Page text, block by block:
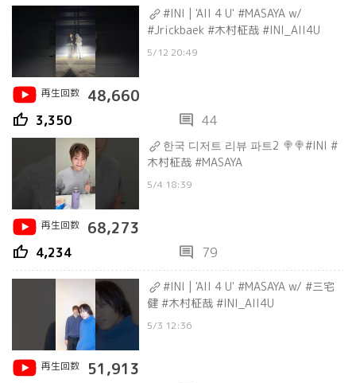
#INI | 'All 4 U' #MASAYA w/
#Jrickbaek #木村柾哉 #INI_All4U
5/12 20:49
再生回数 48,660
thumb_up 3,350 comment 44
한국 디저트 리뷰 파트2 🍭🍭#INI #
木村柾哉 #MASAYA
5/4 18:39
再生回数 68,273
thumb_up 4,234 comment 79
#INI | 'All 4 U' #MASAYA w/ #三宅
健 #木村柾哉 #INI_All4U
5/3 12:36
再生回数 51,913